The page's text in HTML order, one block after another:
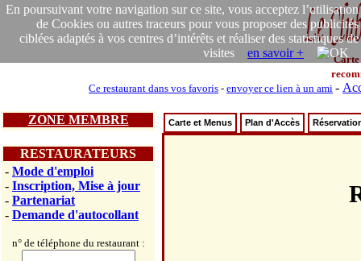
En poursuivant votre navigation sur ce site, vous acceptez l’utilisation
de Cookies ou autres traceurs pour vous proposer des publicités
ciblées adaptés à vos centres d’intérêts et réaliser des statistiques de
visites en savoir +
Carte
Ce restaurant dans vos favoris - envoyer ce lien à un ami -
ZONE MEMBRE
RESTAURATEURS
- Mode d'emploi
- Inscription, Mise à jour
- Partenariat
- Demande d'autocollant
n° de téléphone du restaurant :
Carte et Menus Plan d'Accès